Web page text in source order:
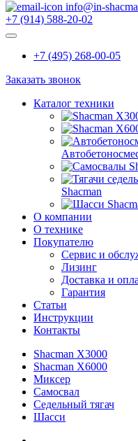
info@in-
+7 (914) 588-20-02
+7 (495) 268-00-05
Заказать звонок
Каталог техники
Shacman
О компании
О технике
Покупателю
Сервис и
Лизинг
Доставка и
Гарантия
Статьи
Инструкции
Контакты
Shacman X3000
Shacman X6000
Миксер
Самосвал
Седельный тягач
Шасси